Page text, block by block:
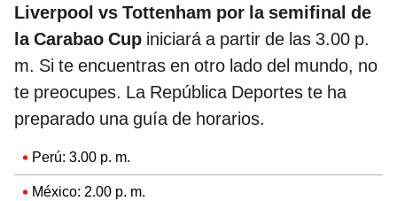
Liverpool vs Tottenham por la semifinal de
la Carabao Cup iniciará a partir de las 3.00 p.
m. Si te encuentras en otro lado del mundo, no
te preocupes. La República Deportes te ha
preparado una guía de horarios.
Perú: 3.00 p. m.
México: 2.00 p. m.